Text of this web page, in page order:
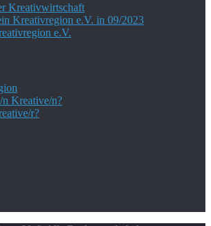
Kreativwirtschaft
Kreativregion e.V. in 09/2023
e.V.
n Kreative/n?
r?